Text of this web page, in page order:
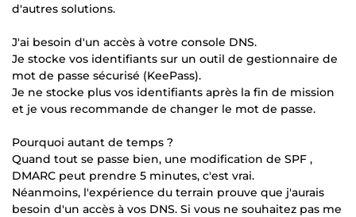
d'autres solutions.
J'ai besoin d'un accès à votre console DNS.
Je stocke vos identifiants sur un outil de gestionnaire de
mot de passe sécurisé (KeePass).
Je ne stocke plus vos identifiants après la fin de mission
et je vous recommande de changer le mot de passe.
Pourquoi autant de temps ?
Quand tout se passe bien, une modification de SPF ,
DMARC peut prendre 5 minutes, c'est vrai.
Néanmoins, l'expérience du terrain prouve que j'aurais
besoin d'un accès à vos DNS. Si vous ne souhaitez pas me